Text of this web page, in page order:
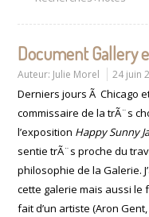
Document Gallery
Auteur: Julie Morel 24 juin
Derniers jours Ã Chicago
commissaire de la trÃ¨s
l’exposition Happy Sunny
sentie trÃ¨s proche du
philosophie de la Galerie.
cette galerie mais aussi le
fait d’un artiste (Aron